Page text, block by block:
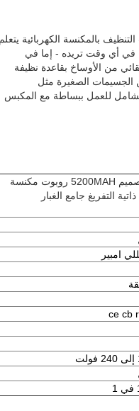
بالمكنسة الكهربائية
في أي وقت تريده - إما في
من الأوساخ بقاعدة نظيفة
أحدث تصميم 5200MAH روبوت مكنسة
التفريغ جامع الغبار
ce cb